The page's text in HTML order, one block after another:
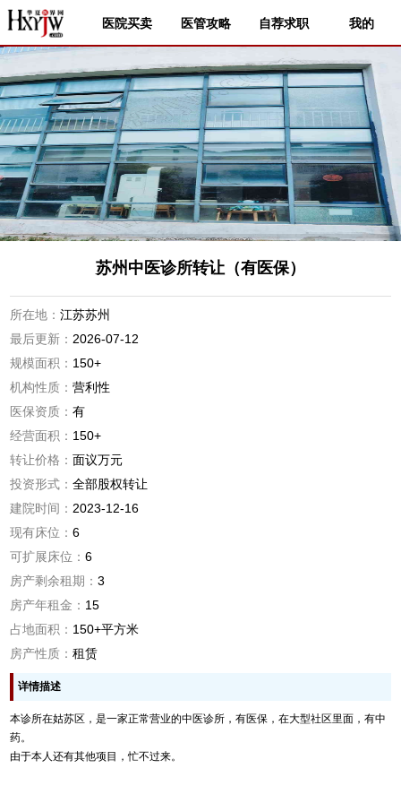
医院买卖 医管攻略 自荐求职 我的
苏州中医诊所转让（有医保）
所在地：江苏苏州
最后更新： 2026-07-12
规模面积： 150+
机构性质：营利性
医保资质：有
经营面积： 150+
转让价格：面议万元
投资形式：全部股权转让
建院时间： 2023-12-16
现有床位：6
可扩展床位：6
房产剩余租期：3
房产年租金： 15
占地面积： 150+平方米
房产性质：租赁
详情描述
本诊所在姑苏区，是一家正常营业的中医诊所，有医保，在大型社区里面，有中
药。
由于本人还有其他项目，忙不过来。